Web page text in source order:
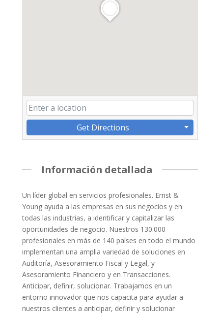
Get Directions
Información detallada
Un líder global en servicios profesionales. Ernst &
Young ayuda a las empresas en sus negocios y en
todas las industrias, a identificar y capitalizar las
oportunidades de negocio. Nuestros 130.000
profesionales en más de 140 países en todo el mundo
implementan una amplia variedad de soluciones en
Auditoría, Asesoramiento Fiscal y Legal, y
Asesoramiento Financiero y en Transacciones.
Anticipar, definir, solucionar. Trabajamos en un
entorno innovador que nos capacita para ayudar a
nuestros clientes a anticipar, definir y solucionar